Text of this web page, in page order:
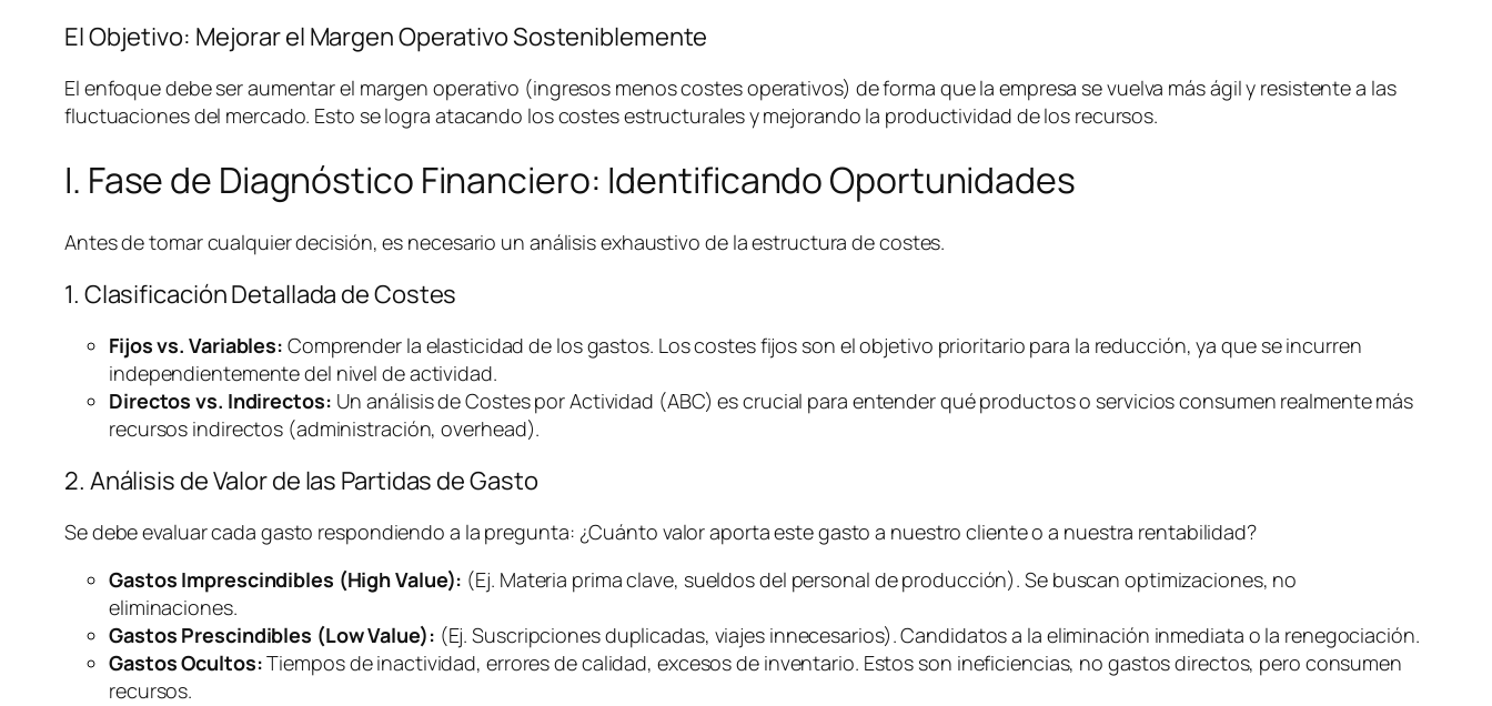
El Objetivo: Mejorar el Margen Operativo Sosteniblemente
El enfoque debe ser aumentar el margen operativo (ingresos menos costes operativos) de forma que la empresa se vuelva más ágil y resistente a las
fluctuaciones del mercado. Esto se logra atacando los costes estructurales y mejorando la productividad de los recursos.
I. Fase de Diagnóstico Financiero: Identificando Oportunidades
Antes de tomar cualquier decisión, es necesario un análisis exhaustivo de la estructura de costes.
1. Clasificación Detallada de Costes
Fijos vs. Variables: Comprender la elasticidad de los gastos. Los costes fijos son el objetivo prioritario para la reducción, ya que se incurren
independientemente del nivel de actividad.
Directos vs. Indirectos: Un análisis de Costes por Actividad (ABC) es crucial para entender qué productos o servicios consumen realmente más
recursos indirectos (administración,overhead).
2. Análisis de Valor de las Partidas de Gasto
Se debe evaluar cada gasto respondiendo a la pregunta: ¿Cuánto valor aporta este gasto a nuestro cliente o a nuestra rentabilidad?
Gastos Imprescindibles (High Value): (Ej. Materia prima clave, sueldos del personal de producción). Se buscan optimizaciones, no
eliminaciones.
Gastos Prescindibles (Low Value): (Ej. Suscripciones duplicadas, viajes innecesarios). Candidatos a la eliminación inmediata o la renegociación.
Gastos Ocultos:Tiempos de inactividad, errores de calidad, excesos de inventario. Estos son ineficiencias, no gastos directos, pero consumen
recursos.